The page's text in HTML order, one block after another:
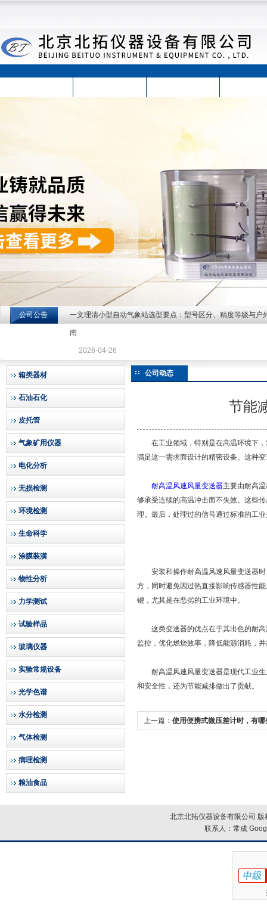
北京北拓仪器设备有限公司
公司公告 一文理清小型自动气象站选型要点：型号区分、精度等级与户
南
2026-04-26
箱类器材
石油石化
皮托管
气象矿用仪器
电化分析
无损检测
环境检测
生命科学
涂膜装潢
物性分析
力学测试
试验样品
玻璃仪器
实验常规设备
光学色谱
水分检测
气体检测
病理检测
粮油食品
公司动态
节能
在工业领域，特别是在高温环境下，
满足这一需求而设计的精密设备。这种
耐高温风速风量变送器主要由耐高
够承受连续的高温冲击而不失效。这些
理。最后，处理过的信号通过标准的工
安装和操作耐高温风速风量变送器时
方，同时避免因过热直接影响传感器性
键，尤其是在恶劣的工业环境中。
这类变送器的优点在于其出色的耐高
监控，优化燃烧效率，降低能源消耗，
耐高温风速风量变送器是现代工业生
和安全性，还为节能减排做出了贡献。
上一篇： 使用便携式微压差计时，有
北京北拓仪器设备有限公司
联系人：常成